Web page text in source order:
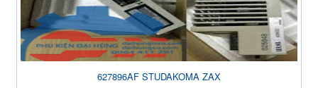
627896AF STUDAKOMA ZAX